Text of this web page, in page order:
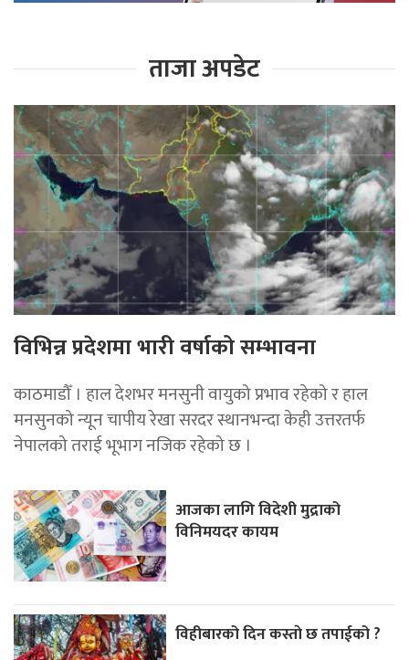
ताजा अपडेट
विभिन्न प्रदेशमा भारी वर्षाको सम्भावना
काठमाडौँ । हाल देशभर मनसुनी वायुको प्रभाव रहेको र हाल
मनसुनको न्यून चापीय रेखा सरदर स्थानभन्दा केही उत्तरतर्फ
नेपालको तराई भूभाग नजिक रहेको छ ।
आजका लागि विदेशी मुद्राको
विनिमयदर कायम
विहीबारको दिन कस्ताे छ तपाईको ?